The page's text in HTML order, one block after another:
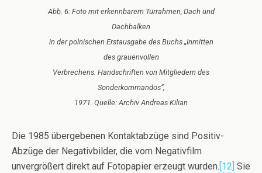
Abb. 6: Foto mit erkennbarem Türrahmen, Dach und
Dachbalken
in der polnischen Erstausgabe des Buchs „Inmitten
des grauenvollen
Verbrechens. Handschriften von Mitgliedern des
Sonderkommandos“,
1971. Quelle: Archiv Andreas Kilian
Die 1985 übergebenen Kontaktabzüge sind Positiv-
Abzüge der Negativbilder, die vom Negativfilm
unvergrößert direkt auf Fotopapier erzeugt wurden. [12] Sie